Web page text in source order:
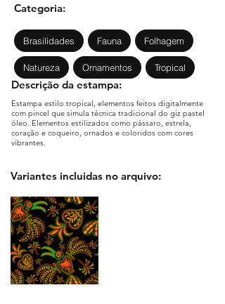
Categoria:
Brasilidades Fauna Folhagem
Natureza Ornamentos Tropical
Descrição da estampa:
Estampa estilo tropical, elementos feitos digitalmente
com pincel que simula técnica tradicional do giz pastel
óleo. Elementos estilizados como pássaro, estrela,
coração e coqueiro, ornados e coloridos com cores
vibrantes.
Variantes incluidas no arquivo: